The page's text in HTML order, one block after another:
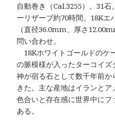
自動巻き（Cal.3255）。31
ーリザーブ約70時間。18Kエ
（直径36.0mm、厚さ
問い合わせ。
18Kホワイトゴールドのケ
の脈模様が入ったターコイ
神が宿る石として数千年前
きた。主な産地はイランと
色合いと存在感に世界中に
ある。